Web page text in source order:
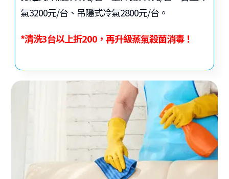
氣3200元/台、吊隱式冷氣2800元/台。
*清洗3台以上折200，再升級蒸氣殺菌消毒！